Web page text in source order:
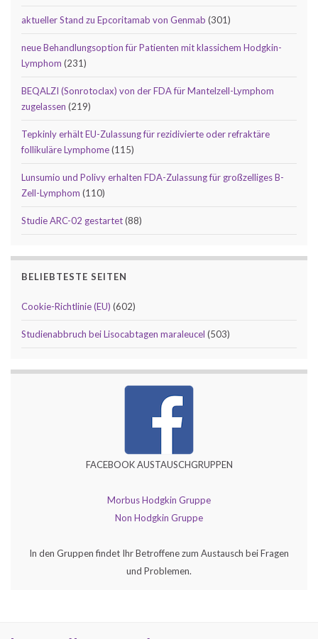
aktueller Stand zu Epcoritamab von Genmab (301)
neue Behandlungsoption für Patienten mit klassichem Hodgkin-
Lymphom (231)
BEQALZI (Sonrotoclax) von der FDA für Mantelzell-Lymphom
zugelassen (219)
Tepkinly erhält EU-Zulassung für rezidivierte oder refraktäre
follikuläre Lymphome(115)
Lunsumio und Polivy erhalten FDA-Zulassung für großzelliges B-
Zell-Lymphom (110)
Studie ARC-02 gestartet(88)
BELIEBTESTE SEITEN
Cookie-Richtlinie (EU) (602)
Studienabbruch bei Lisocabtagen maraleucel (503)
FACEBOOK AUSTAUSCHGRUPPEN
Morbus Hodgkin Gruppe
Non Hodgkin Gruppe
In den Gruppen findet Ihr Betroffene zum Austausch bei Fragen
und Problemen.